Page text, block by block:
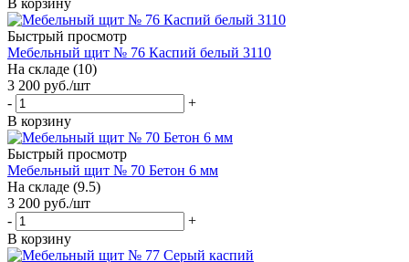
Быстрый просмотр
Мебельный щит № 76 Каспий белый 3110
На складе (10)
3 200 руб./шт
-
+
В корзину
Быстрый просмотр
Мебельный щит № 70 Бетон 6 мм
На складе (9.5)
3 200 руб./шт
-
+
В корзину